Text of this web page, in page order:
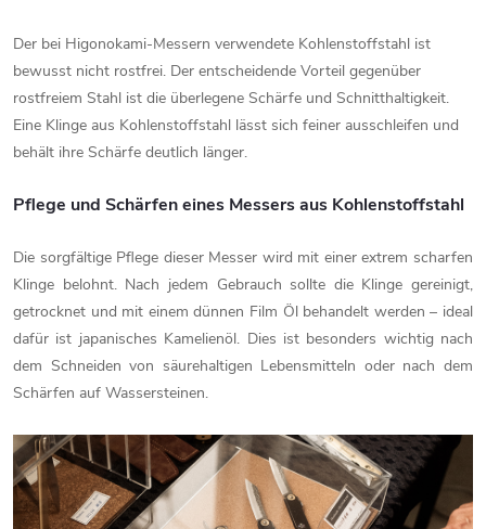
Der bei Higonokami-Messern verwendete Kohlenstoffstahl ist
bewusst nicht rostfrei. Der entscheidende Vorteil gegenüber
rostfreiem Stahl ist die überlegene Schärfe und Schnitthaltigkeit.
Eine Klinge aus Kohlenstoffstahl lässt sich feiner ausschleifen und
behält ihre Schärfe deutlich länger.
Pflege und Schärfen eines Messers aus Kohlenstoffstahl
Die sorgfältige Pflege dieser Messer wird mit einer extrem scharfen
Klinge belohnt. Nach jedem Gebrauch sollte die Klinge gereinigt,
getrocknet und mit einem dünnen Film Öl behandelt werden – ideal
dafür ist japanisches Kamelienöl. Dies ist besonders wichtig nach
dem Schneiden von säurehaltigen Lebensmitteln oder nach dem
Schärfen auf Wassersteinen.